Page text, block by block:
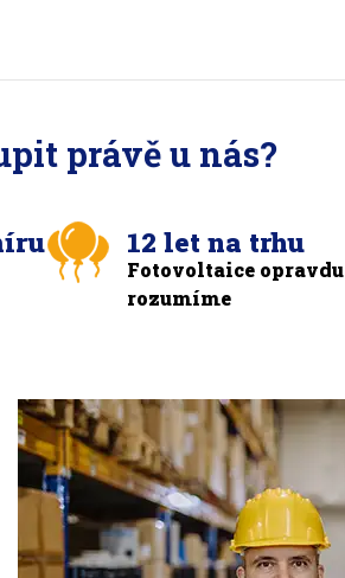
právě u nás?
12 let na trhu
Fotovoltaice opravdu
rozumíme